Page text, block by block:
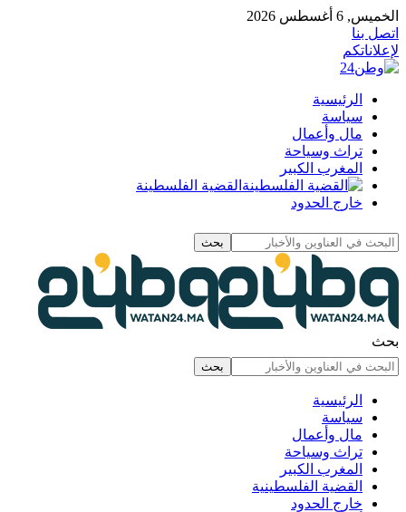
الخميس, 6 أغسطس 2026
اتصل بنا
لإعلاناتكم
الرئيسية
سياسة
مال وأعمال
تراث وسياحة
المغرب الكبير
القضية الفلسطينة
خارج الحدود
بحث
الرئيسية
سياسة
مال وأعمال
تراث وسياحة
المغرب الكبير
القضية الفلسطينية
خارج الحدود